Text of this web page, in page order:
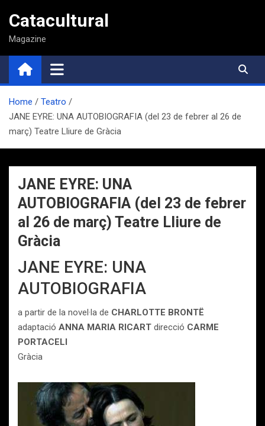
contenido
Catacultural
Magazine
Home
Teatro
JANE EYRE: UNA AUTOBIOGRAFIA (del 23 de febrer al 26 de
març) Teatre Lliure de Gràcia
JANE EYRE: UNA
AUTOBIOGRAFIA (del 23 de febrer
al 26 de març) Teatre Lliure de
Gràcia
JANE EYRE: UNA
AUTOBIOGRAFIA
a partir de la novel·la de CHARLOTTE BRONTË
adaptació ANNA MARIA RICART direcció CARME
PORTACELI
Gràcia